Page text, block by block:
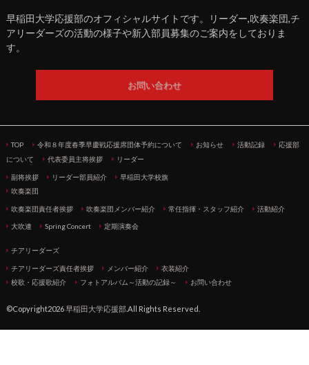
早稲田大学応援部のオフィシャルサイトです。リーダー,吹奏楽団,チ
アリーダーズの活動の様子や新入部員募集のご案内をしておりま
す。
お問い合わせ
TOP 令和８年度春季早慶戦応援席団体予約について お知らせ 活動記録
応援部
について
代表委員主将挨拶 リーダー
副将挨拶 リーダー部員紹介
早稲田大学校旗
吹奏楽団
吹奏楽団責任者挨拶 吹奏楽団メンバー紹介 常任指揮・スタッフ紹介 活動紹介
大吹連 Spring Concert 定期演奏会
チアリーダーズ
チアリーダーズ責任者挨拶 メンバー紹介
衣装紹介
校歌・応援歌紹介
フォトアルバム～活動の記録～ お問い合わせ
©Copyright2026早稲田大学応援部.All Rights Reserved.